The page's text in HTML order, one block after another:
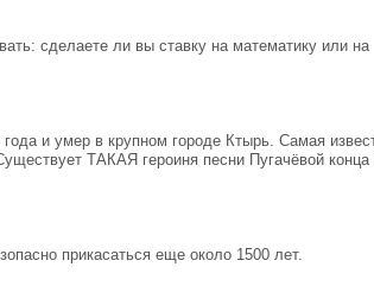
сделаете ли вы ставку на математику или на
и умер в крупном городе Ктырь. Самая
ТАКАЯ героиня песни Пугачёвой конца
прикасаться еще около 1500 лет.